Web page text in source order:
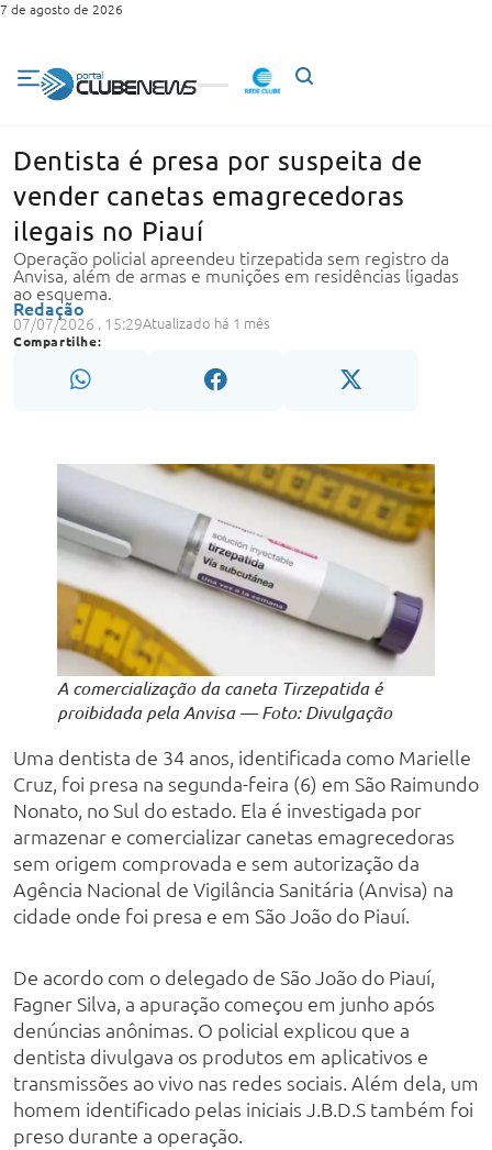
7 de agosto de 2026
Dentista é presa por suspeita de
vender canetas emagrecedoras
ilegais no Piauí
Operação policial apreendeu tirzepatida sem registro da
Anvisa, além de armas e munições em residências ligadas
ao esquema.
Redação
07/07/2026 . 15:29Atualizado há 1 mês
Compartilhe:
A comercialização da caneta Tirzepatida é
proibidada pela Anvisa — Foto: Divulgação
Uma dentista de 34 anos, identificada como Marielle
Cruz, foi presa na segunda-feira (6) em São Raimundo
Nonato, no Sul do estado. Ela é investigada por
armazenar e comercializar canetas emagrecedoras
sem origem comprovada e sem autorização da
Agência Nacional de Vigilância Sanitária (Anvisa) na
cidade onde foi presa e em São João do Piauí.
De acordo com o delegado de São João do Piauí,
Fagner Silva, a apuração começou em junho após
denúncias anônimas. O policial explicou que a
dentista divulgava os produtos em aplicativos e
transmissões ao vivo nas redes sociais. Além dela, um
homem identificado pelas iniciais J.B.D.S também foi
preso durante a operação.